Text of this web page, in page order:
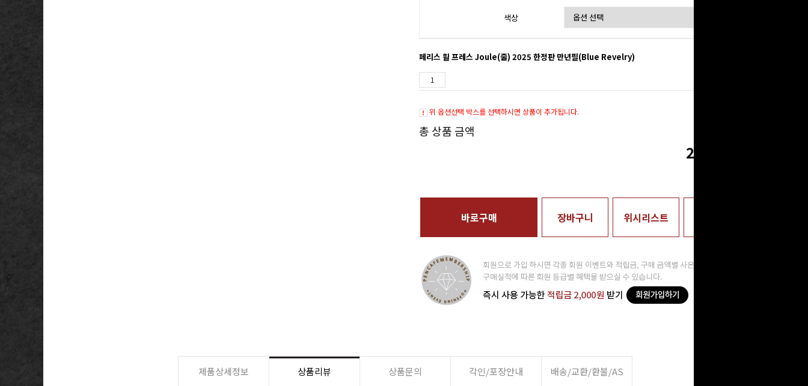
색상
페리스 휠 프레스 Joule(줄) 2025 한정판 만년필(Blue Revelry)
위 옵션선택 박스를 선택하시면 상품이 추가됩니다.
총 상품 금액
216,000
바로구매 장바구니 위시리스트
제품상세정보 상품리뷰 상품문의 각인/포장안내 배송/교환/환불/AS